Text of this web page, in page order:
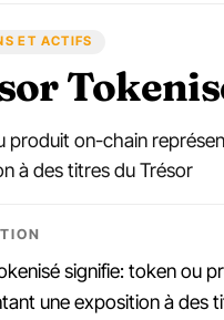
ET ACTIFS
produit on-chain
à des titres du Trésor
signifie: token ou
une exposition à des